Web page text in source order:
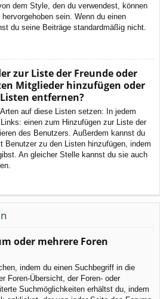
dem Style, den du verwendest, können
sein. Wenn du einen
du seine Beiträge standardmäßig nicht.
zur Liste der Freunde oder
Mitglieder hinzufügen oder
entfernen?
auf diese Listen setzen: In jedem
einen zum Hinzufügen zur Liste der
des Benutzers. Außerdem kannst du
Benutzer zu den Listen hinzufügen, indem
An gleicher Stelle kannst du sie auch
oder mehrere Foren
indem du einen Suchbegriff in die
Foren-Übersicht, der Foren- oder
Suchmöglichkeiten erhältst du, indem